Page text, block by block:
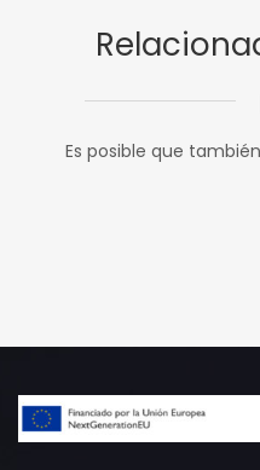
Es posible que